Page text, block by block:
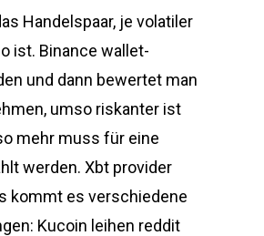
Handelspaar, je volatiler
ist. Binance wallet-
und dann bewertet man
umso riskanter ist
mehr muss für eine
werden. Xbt provider
kommt es verschiedene
Kucoin leihen reddit